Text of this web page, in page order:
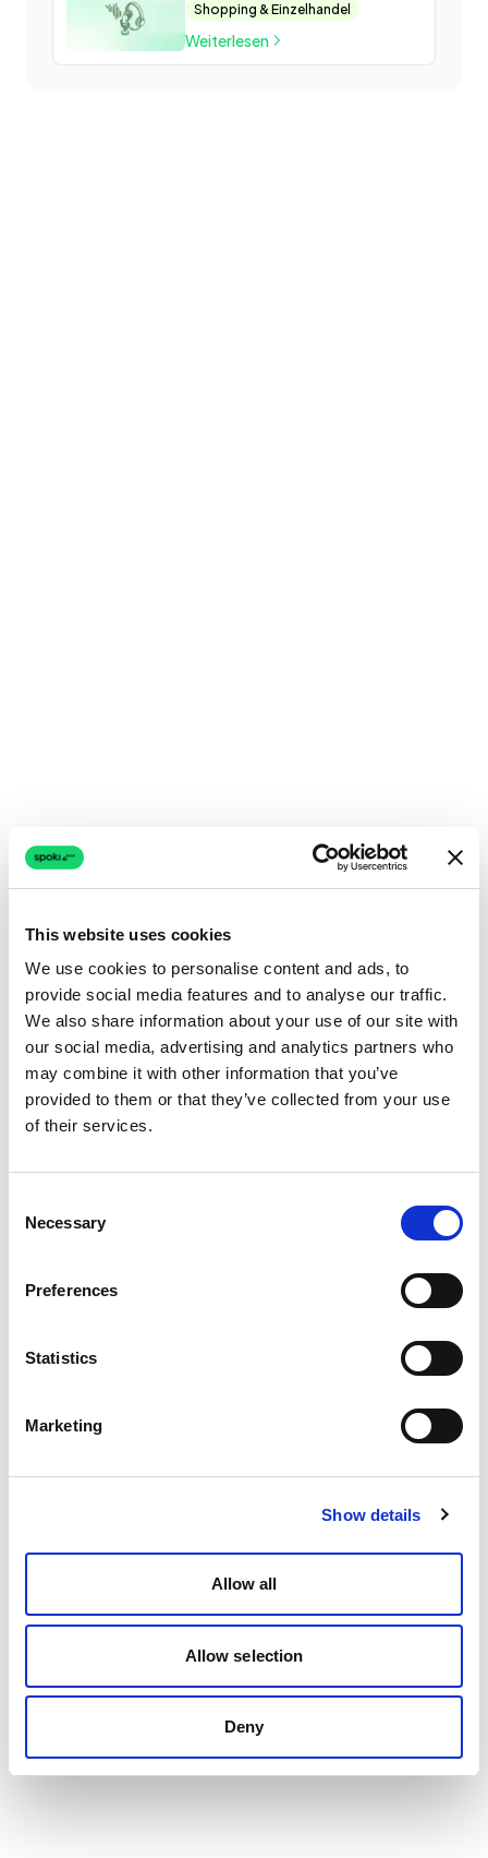
This website uses cookies
We use cookies to personalise content and ads, to
provide social media features and to analyse our traffic.
We also share information about your use of our site with
our social media, advertising and analytics partners who
may combine it with other information that you’ve
provided to them or that they’ve collected from your use
of their services.
Selection
Necessary
Preferences
Statistics
Marketing
Show details
Allow all
Allow selection
Deny
Shopping & Einzelhandel
Weiterlesen